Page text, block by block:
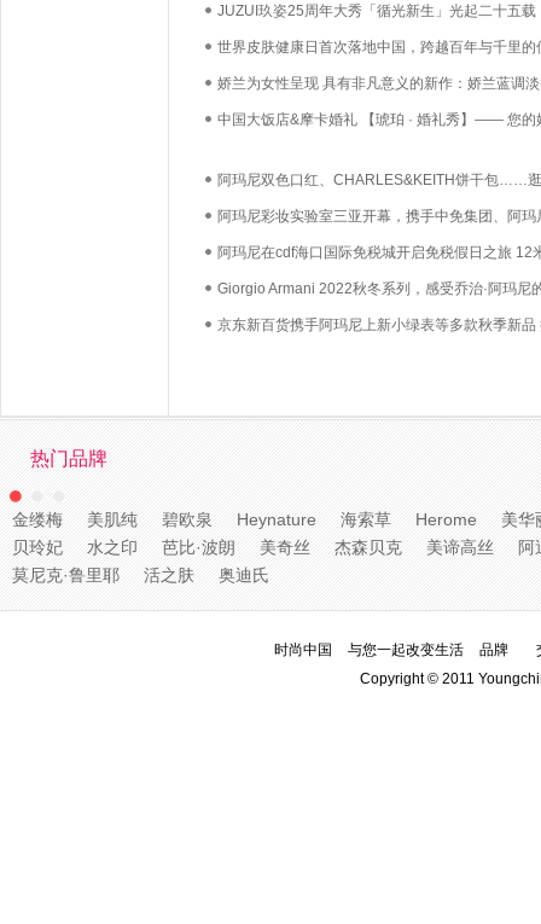
长？
JUZUI玖姿25周年大秀「循光新生」光起二十五载
启新生优雅
世界皮肤健康日首次落地中国，跨越百年与千里的
必达
娇兰为女性呈现 具有非凡意义的新作：娇兰蓝调
中国大饭店&摩卡婚礼 【琥珀 · 婚礼秀】—— 您的
阿玛尼双色口红、CHARLES&KEITH饼干包……
520礼遇季选潮流好物送闺蜜
阿玛尼彩妆实验室三亚开幕，携手中免集团、阿玛
妆全球品牌代言人易烊千玺共襄盛举
阿玛尼在cdf海口国际免税城开启免税假日之旅 12
巨型摩天轮许下节日浪漫心愿
Giorgio Armani 2022秋冬系列，感受乔治·阿玛尼
尚魅力
京东新百货携手阿玛尼上新小绿表等多款秋季新品
热门品牌
金缕梅 美肌纯 碧欧泉 Heynature 海索草 Herome
美华
贝玲妃
水之印 芭比·波朗 美奇丝 杰森贝克 美谛高丝
阿
莫尼克·鲁里耶
活之肤 奥迪氏
时尚中国 与您一起改变生活 品牌
Copyright © 2011